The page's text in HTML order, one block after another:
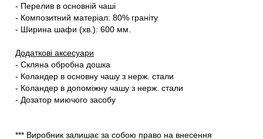
- Перелив в основній чаші
- Композитний матеріал: 80% граніту
- Ширина шафи (хв.): 600 мм.
Додаткові аксесуари
- Скляна обробна дошка
- Коландер в основну чашу з нерж. стали
- Коландер в допоміжну чашу з нерж. стали
- Дозатор миючого засобу
*** Виробник залишає за собою право на внесення